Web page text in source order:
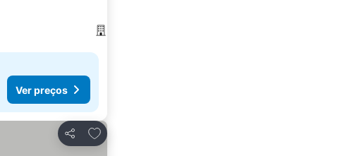
Ver preços
Partilhar
Adicionar aos favoritos